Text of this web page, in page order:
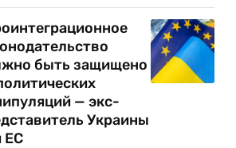
быть защищено
— экс-
Украины
ЕС